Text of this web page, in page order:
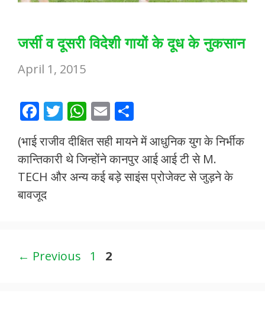
जर्सी व दूसरी विदेशी गायों के दूध के नुकसान
April 1, 2015
F
ac
e
b
o
o
T
w
itt
er
W
at
s
A
E
m
ai
l
h
ar
e
(भाई राजीव दीक्षित सही मायने में आधुनिक युग के निर्भीक
कान्तिकारी थे जिन्होंने कानपुर आई आई टी से M.
TECH और अन्य कई बड़े साइंस प्रोजेक्ट से जुड़ने के
बावजूद
← Previous Page
1 Page
2